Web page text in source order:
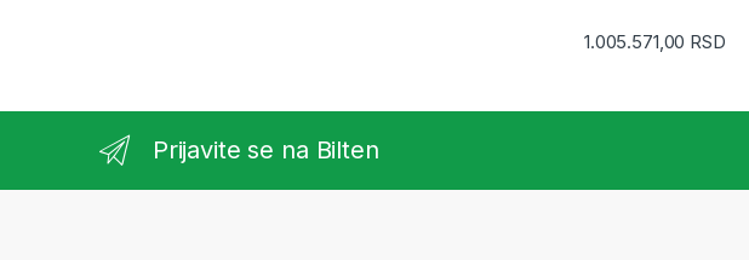
1.005.571,00 RSD
Prijavite se na Bilten